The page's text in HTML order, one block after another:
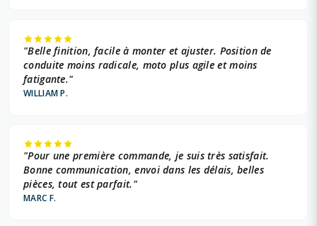
"Belle finition, facile à monter et ajuster. Position de
conduite moins radicale, moto plus agile et moins
fatigante."
WILLIAM P.
"Pour une première commande, je suis très satisfait.
Bonne communication, envoi dans les délais, belles
pièces, tout est parfait."
MARC F.